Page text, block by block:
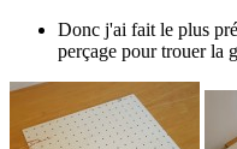
Donc j'ai fait le plus
perçage pour trouer la